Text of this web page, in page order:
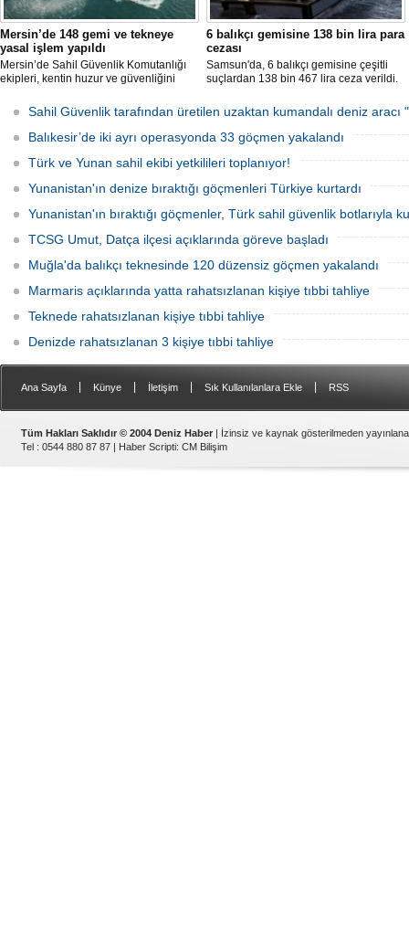
Mersin’de 148 gemi ve tekneye
yasal işlem yapıldı
Mersin’de Sahil Güvenlik Komutanlığı
ekipleri, kentin huzur ve güvenliğini
ayında 7 bin 783 saat görev yaptı.
Denetimlerde 2 bin 549 gemi ve tekne
kontrol edilirken, kurallara uymayan
148’ine yasal işlem uygulandı.
6 balıkçı gemisine 138 bin lira para
cezası
Samsun'da, 6 balıkçı gemisine çeşitli
suçlardan 138 bin 467 lira ceza verildi.
Sahil Güvenlik tarafından üretilen uzaktan kumandalı deniz aracı
Balıkesir’de iki ayrı operasyonda 33 göçmen yakalandı
Türk ve Yunan sahil ekibi yetkilileri toplanıyor!
Yunanistan'ın denize bıraktığı göçmenleri Türkiye kurtardı
Yunanistan'ın bıraktığı göçmenler, Türk sahil güvenlik botlarıyla
TCSG Umut, Datça ilçesi açıklarında göreve başladı
Muğla'da balıkçı teknesinde 120 düzensiz göçmen yakalandı
Marmaris açıklarında yatta rahatsızlanan kişiye tıbbi tahliye
Teknede rahatsızlanan kişiye tıbbi tahliye
Denizde rahatsızlanan 3 kişiye tıbbi tahliye
Ana Sayfa Künye İletişim Sık Kullanılanlara Ekle RSS
Tüm Hakları Saklıdır © 2004 Deniz Haber | İzinsiz ve kaynak gösterilmeden
Tel : 0544 880 87 87 | Haber Scripti: CM Bilişim